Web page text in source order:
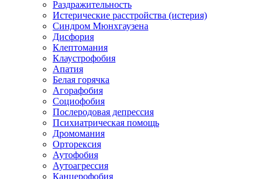
Раздражительность
Истерические расстройства (истерия)
Синдром Мюнхгаузена
Дисфория
Клептомания
Клаустрофобия
Апатия
Белая горячка
Агорафобия
Социофобия
Послеродовая депрессия
Психиатрическая помощь
Дромомания
Орторексия
Аутофобия
Аутоагрессия
Канцерофобия